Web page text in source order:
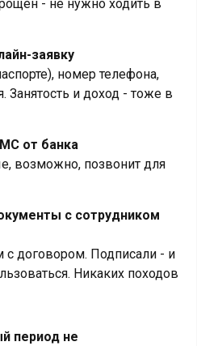
- не нужно ходить в
заявку
номер телефона,
Занятость и доход - тоже в
от банка
возможно, позвонит для
с сотрудником
с договором. Подписали - и
Никаких походов
период не